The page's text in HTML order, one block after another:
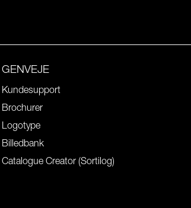
GENVEJE
Kundesupport
Brochurer
Logotype
Billedbank
Catalogue Creator (Sortilog)